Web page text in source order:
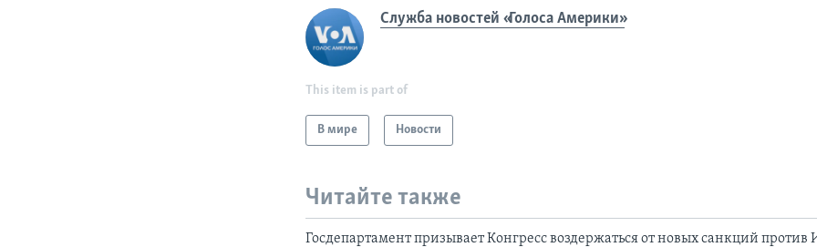
Служба новостей «Голоса Америки»
This item is part of
В мире Новости
Читайте также
Госдепартамент призывает Конгресс воздержаться от новых санкций против